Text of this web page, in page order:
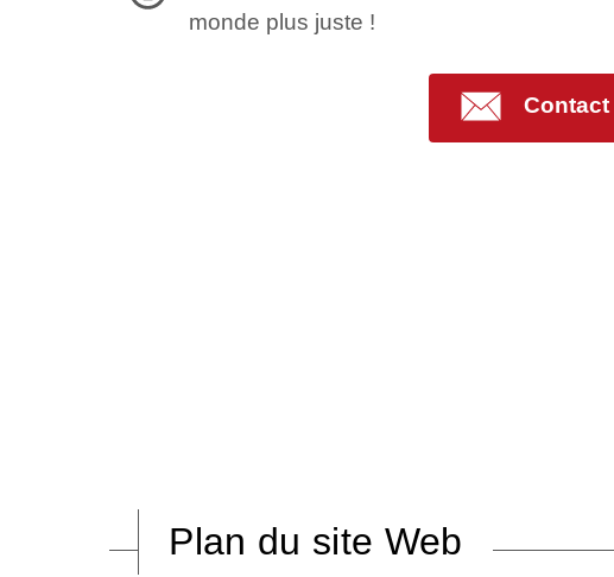
monde plus juste !
Contact
Plan du site Web